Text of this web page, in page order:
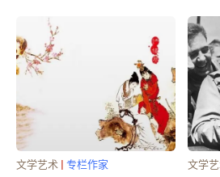
文学艺术 | 专栏作家 文学